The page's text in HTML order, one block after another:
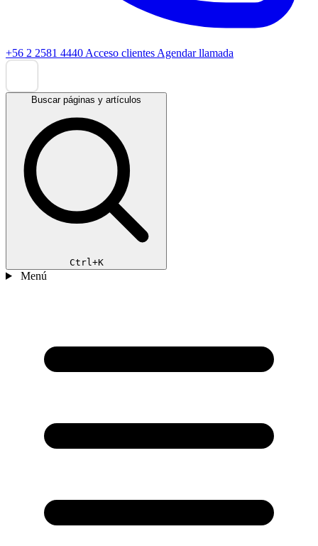
+56 2 2581 4440 Acceso clientes Agendar llamada
Buscar páginas y artículos
Ctrl+K
Menú